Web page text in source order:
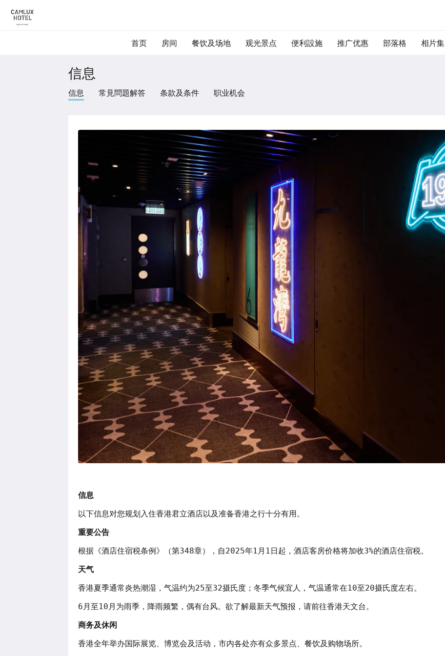
首页 房间 餐饮及场地 观光景点 便利設施 推广优惠 部落格 相片集
信息
信息 常見問題解答 条款及条件 职业机会
信息
以下信息对您规划入住香港君立酒店以及准备香港之行十分有用。
重要公告
根据《酒店住宿税条例》（第348章），自2025年1月1日起，酒店客房价格将加收3%的酒店住宿税。
天气
香港夏季通常炎热潮湿，气温约为25至32摄氏度；冬季气候宜人，气温通常在10至20摄氏度左右。
6月至10月为雨季，降雨频繁，偶有台风。欲了解最新天气预报，请前往香港天文台。
商务及休闲
香港全年举办国际展览、博览会及活动，市内各处亦有众多景点、餐饮及购物场所。